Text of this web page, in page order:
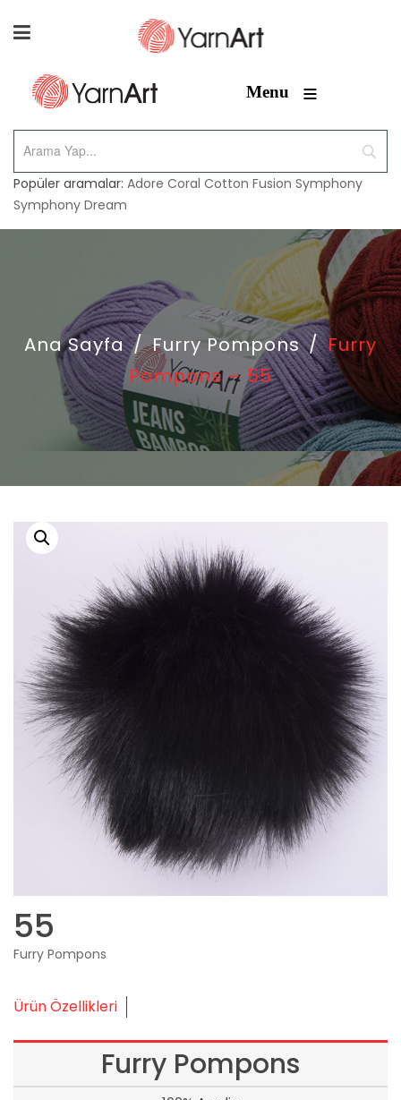
Menu ≡
Popüler aramalar: Adore Coral Cotton Fusion Symphony
Symphony Dream
Ana Sayfa / Furry Pompons / Furry
Pompons – 55
55
Furry Pompons
Ürün Özellikleri
Furry Pompons